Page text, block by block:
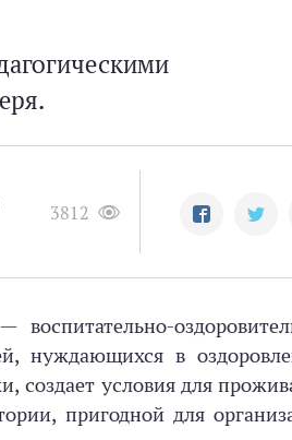
3812
нуждающихся в
создает условия для
пригодной для